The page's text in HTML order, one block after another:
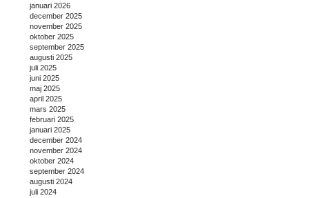
januari 2026
december 2025
november 2025
oktober 2025
september 2025
augusti 2025
juli 2025
juni 2025
maj 2025
april 2025
mars 2025
februari 2025
januari 2025
december 2024
november 2024
oktober 2024
september 2024
augusti 2024
juli 2024